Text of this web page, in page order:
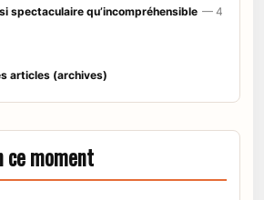
spectaculaire qu’incompréhensible — 4
articles (archives)
ce moment